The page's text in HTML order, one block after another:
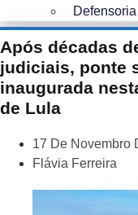
Defensoria
Após décadas
judiciais, ponte
inaugurada
de Lula
17 De Novembro
Flávia Ferreira